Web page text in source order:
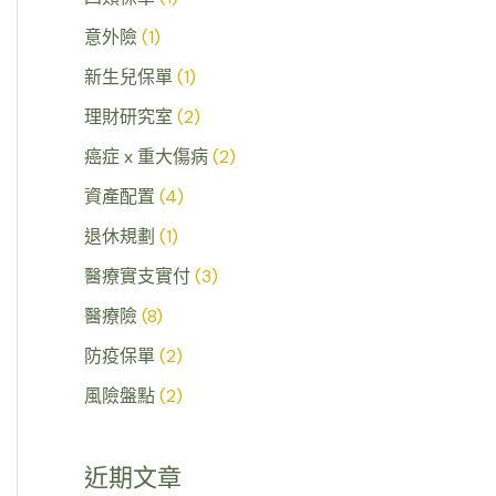
意外險(1)
新生兒保單 (1)
理財研究室 (2)
癌症 x 重大傷病(2)
資產配置 (4)
退休規劃 (1)
醫療實支實付(3)
醫療險(8)
防疫保單 (2)
風險盤點(2)
近期文章